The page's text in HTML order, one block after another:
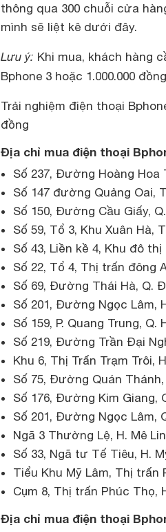
thông qua 300 chuỗi cửa
mình sẽ liệt kê dưới đây.
Lưu ý: Khi mua, khách hàng
Bphone 3 hoặc 1.000.000
Trải nghiệm điện thoại
đồng
Địa chỉ mua điện thoại
Số 237, Đường Hoàng Hoa
Số 147 đường Quảng Oai,
Số 150, Đường Cầu Giấy,
Số 59, Tổ 3, Khu Xuân Hà,
Số 43, Liền kề 4, Khu đô
Số 22, Tổ 4, Thị trấn đông
Số 69, Đường Thái Hà, Q.
Số 201, Đường Ngọc Lâm,
Số 159, P. Quang Trung, Q.
Số 219, Đường Trần Đại
Khu 6, Thị Trấn Trạm Trôi,
Số 75, Đường Quán
Số 176, Đường Kim Giang,
Số 201, Đường Ngọc Lâm,
Ngã 3 Thường Lệ, H. Mê
Số 33, Ngã tư Tế Tiêu, H.
Tiểu Khu Mỹ Lâm, Thị trấn
Cụm 8, Thị trấn Phúc Thọ,
Địa chỉ mua điện thoại